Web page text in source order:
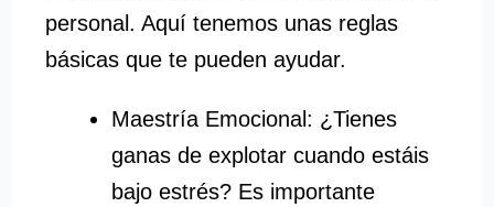
personal. Aquí tenemos unas reglas
básicas que te pueden ayudar.
Maestría Emocional: ¿Tienes
ganas de explotar cuando estáis
bajo estrés? Es importante